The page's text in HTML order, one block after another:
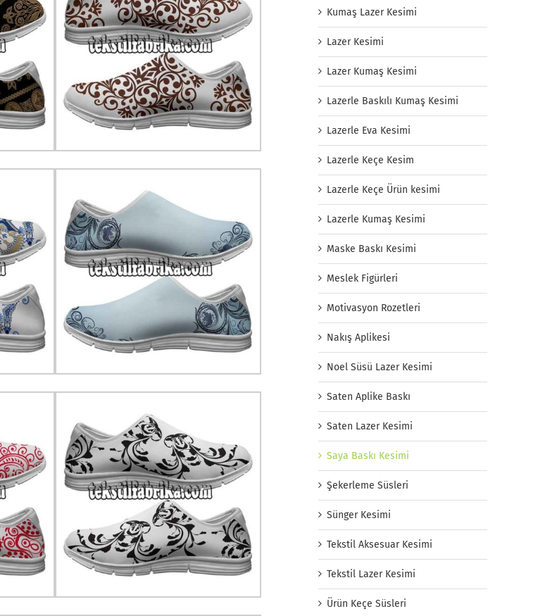
Kumaş Lazer Kesimi
Lazer Kesimi
Lazer Kumaş Kesimi
Lazerle Baskılı Kumaş Kesimi
Lazerle Eva Kesimi
Lazerle Keçe Kesim
Lazerle Keçe Ürün kesimi
Lazerle Kumaş Kesimi
Maske Baskı Kesimi
Meslek Figürleri
Motivasyon Rozetleri
Nakış Aplikesi
Noel Süsü Lazer Kesimi
Saten Aplike Baskı
Saten Lazer Kesimi
Saya Baskı Kesimi
Şekerleme Süsleri
Sünger Kesimi
Tekstil Aksesuar Kesimi
Tekstil Lazer Kesimi
Ürün Keçe Süsleri